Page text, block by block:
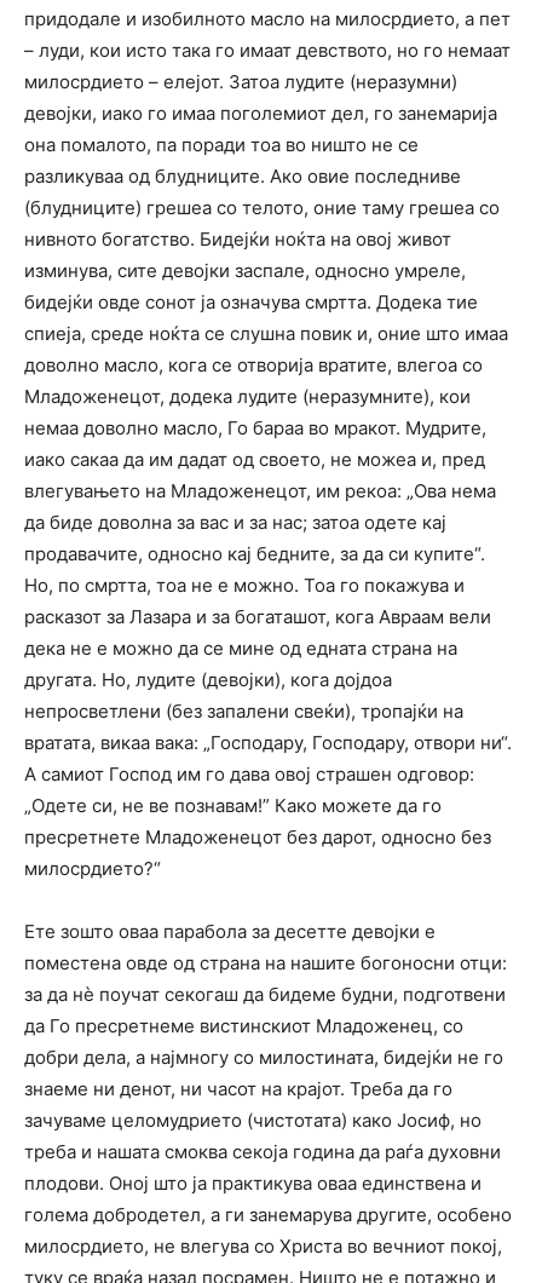
придодале и изобилното масло на милосрдието, а пет
– луди, кои исто така го имаат девството, но го немаат
милосрдието – елејот. Затоа лудите (неразумни)
девојки, иако го имаа поголемиот дел, го занемарија
она помалото, па поради тоа во ништо не се
разликуваа од блудниците. Ако овие последниве
(блудниците) грешеа со телото, оние таму грешеа со
нивното богатство. Бидејќи ноќта на овој живот
изминува, сите девојки заспале, односно умреле,
бидејќи овде сонот ја означува смртта. Додека тие
спиеја, среде ноќта се слушна повик и, оние што имаа
доволно масло, кога се отворија вратите, влегоа со
Младоженецот, додека лудите (неразумните), кои
немаа доволно масло, Го бараа во мракот. Мудрите,
иако сакаа да им дадат од своето, не можеа и, пред
влегувањето на Младоженецот, им рекоа: „Ова нема
да биде доволна за вас и за нас; затоа одете кај
продавачите, односно кај бедните, за да си купите“.
Но, по смртта, тоа не е можно. Тоа го покажува и
расказот за Лазара и за богаташот, кога Авраам вели
дека не е можно да се мине од едната страна на
другата. Но, лудите (девојки), кога дојдоа
непросветлени (без запалени свеќи), тропајќи на
вратата, викаа вака: „Господару, Господару, отвори ни“.
А самиот Господ им го дава овој страшен одговор:
„Одете си, не ве познавам!” Како можете да го
пресретнете Младоженецот без дарот, односно без
милосрдието?“
Ете зошто оваа парабола за десетте девојки е
поместена овде од страна на нашите богоносни отци:
за да нè поучат секогаш да бидеме будни, подготвени
да Го пресретнеме вистинскиот Младоженец, со
добри дела, а најмногу со милостината, бидејќи не го
знаеме ни денот, ни часот на крајот. Треба да го
зачуваме целомудрието (чистотата) како Јосиф, но
треба и нашата смоква секоја година да раѓа духовни
плодови. Оној што ја практикува оваа единствена и
голема добродетел, а ги занемарува другите, особено
милосрдието, не влегува со Христа во вечниот покој,
туку се враќа назад посрамен. Ништо не е потажно и